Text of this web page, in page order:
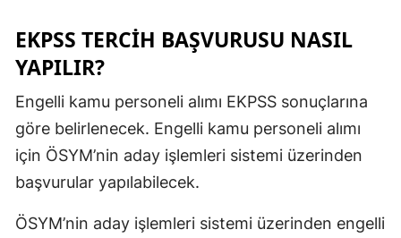
Mardin
EKPSS TERCİH BAŞVURUSU NASIL
YAPILIR?
Engelli kamu personeli alımı EKPSS sonuçlarına
göre belirlenecek. Engelli kamu personeli alımı
için ÖSYM’nin aday işlemleri sistemi üzerinden
başvurular yapılabilecek.
ÖSYM’nin aday işlemleri sistemi üzerinden engelli